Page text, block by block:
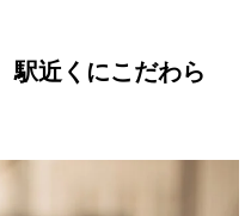
近くにこだわら